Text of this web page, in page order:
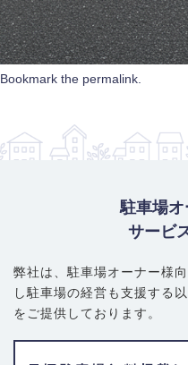
Bookmark the permalink
駐車場
サービ
弊社は、駐車場オーナー様
し駐車場の経営も支援する
をご提供しております。